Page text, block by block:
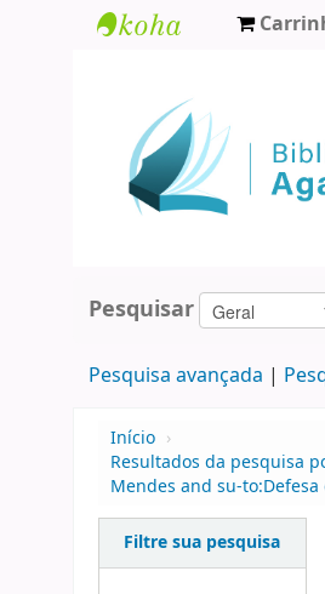
Agamenon
Magalhães
Pesquisar
Pesquisa avançada
Início ›
Resultados da pesquisa
Mendes and su-
Filtre sua pesquisa